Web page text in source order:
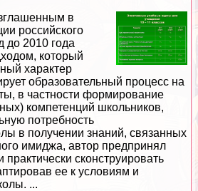
в
российского
до 2010 года
который
хаpaктер
образовательный процесс на
в частности формирование
компетенций школьников,
потребность
в получении знаний, связанных
имиджа, автор предпринял
пpaктически сконструировать
ее к условиям и
...